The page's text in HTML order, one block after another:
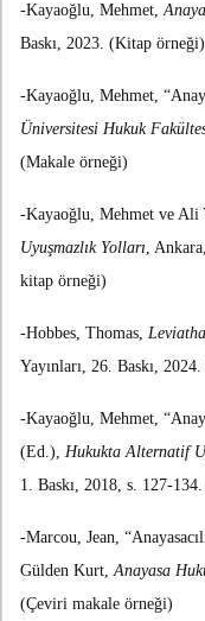
-Kayaoğlu, Mehmet,
Baskı, 2023. (Kitap örneği)
-Kayaoğlu, Mehmet,
Üniversitesi Hukuk
(Makale örneği)
-Kayaoğlu, Mehmet ve Ali
Uyuşmazlık Yolları,
kitap örneği)
-Hobbes, Thomas,
Yayınları, 26. Baskı,
-Kayaoğlu, Mehmet,
(Ed.), Hukukta Alternatif
1. Baskı, 2018, s. 127-
-Marcou, Jean,
Gülden Kurt,Anayasa
(Çeviri makale örneği)